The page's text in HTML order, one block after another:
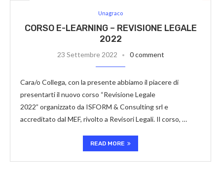
Unagraco
CORSO E-LEARNING – REVISIONE LEGALE
2022
23 Settembre 2022 0 comment
Cara/o Collega, con la presente abbiamo il piacere di
presentarti il nuovo corso “Revisione Legale
2022” organizzato da ISFORM & Consulting srl e
accreditato dal MEF, rivolto a Revisori Legali. Il corso, …
READ MORE